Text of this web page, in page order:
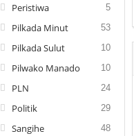
Peristiwa 5
Pilkada Minut 53
Pilkada Sulut 10
Pilwako Manado 10
PLN 24
Politik 29
Sangihe 48